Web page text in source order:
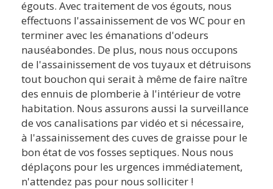
égouts. Avec traitement de vos égouts, nous
effectuons l'assainissement de vos WC pour en
terminer avec les émanations d'odeurs
nauséabondes. De plus, nous nous occupons
de l'assainissement de vos tuyaux et détruisons
tout bouchon qui serait à même de faire naître
des ennuis de plomberie à l'intérieur de votre
habitation. Nous assurons aussi la surveillance
de vos canalisations par vidéo et si nécessaire,
à l'assainissement des cuves de graisse pour le
bon état de vos fosses septiques. Nous nous
déplaçons pour les urgences immédiatement,
n'attendez pas pour nous solliciter !